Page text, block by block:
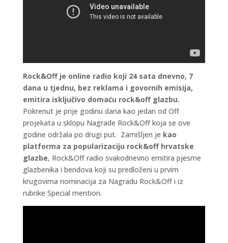
Rock&Off je online radio koji 24 sata dnevno, 7
dana u tjednu, bez reklama i govornih emisija,
emitira isključivo domaću rock&off glazbu.
Pokrenut je prije godinu dana kao jedan od Off
projekata u sklopu Nagrade Rock&Off koja se ove
godine održala po drugi put. Zamišljen je kao
platforma za popularizaciju rock&off hrvatske
glazbe, Rock&Off radio svakodnevno emitira pjesme
glazbenika i bendova koji su predloženi u prvim
krugovima nominacija za Nagradu Rock&Off i iz
rubrike Special mention.